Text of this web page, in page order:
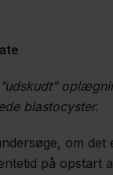
blastocyster.
om det
på opstart